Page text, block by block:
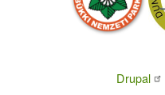
Drupal